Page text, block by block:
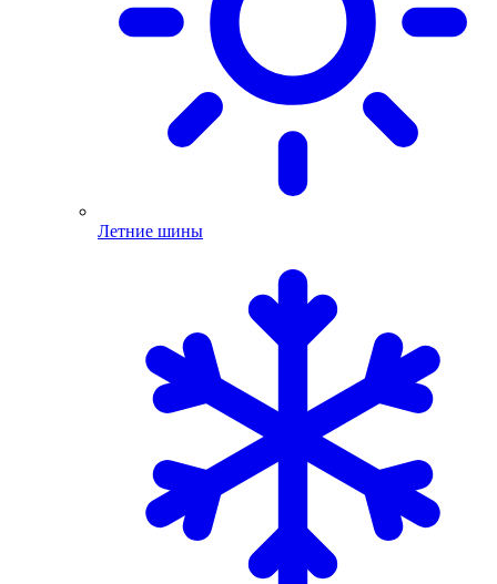
Летние шины